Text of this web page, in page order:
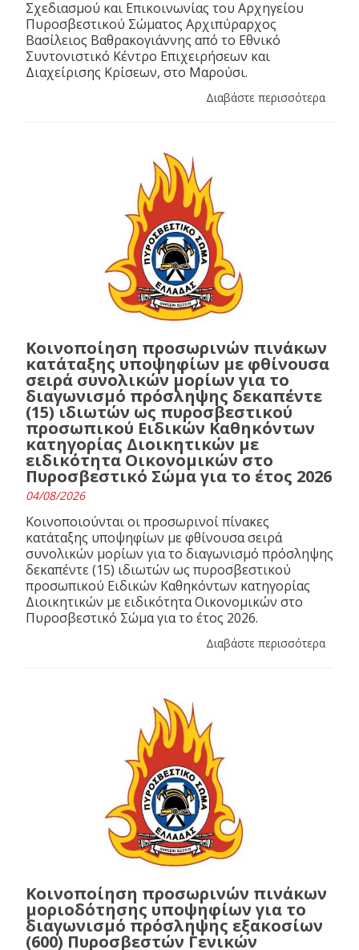
Σχεδιασμού και Επικοινωνίας του Αρχηγείου
Πυροσβεστικού Σώματος Αρχιπύραρχος
Βασίλειος Βαθρακογιάννης από το Εθνικό
Συντονιστικό Κέντρο Επιχειρήσεων και
Διαχείρισης Κρίσεων, στο Μαρούσι.
Διαβάστε περισσότερα
Κοινοποίηση προσωρινών πινάκων
κατάταξης υποψηφίων με φθίνουσα
σειρά συνολικών μορίων για το
διαγωνισμό πρόσληψης δεκαπέντε
(15) ιδιωτών ως πυροσβεστικού
προσωπικού Ειδικών Καθηκόντων
κατηγορίας Διοικητικών με
ειδικότητα Οικονομικών στο
Πυροσβεστικό Σώμα για το έτος 2026
04/08/2026
Κοινοποιούνται οι προσωρινοί πίνακες
κατάταξης υποψηφίων με φθίνουσα σειρά
συνολικών μορίων για το διαγωνισμό πρόσληψης
δεκαπέντε (15) ιδιωτών ως πυροσβεστικού
προσωπικού Ειδικών Καθηκόντων κατηγορίας
Διοικητικών με ειδικότητα Οικονομικών στο
Πυροσβεστικό Σώμα για το έτος 2026.
Διαβάστε περισσότερα
Κοινοποίηση προσωρινών πινάκων
μοριοδότησης υποψηφίων για το
διαγωνισμό πρόσληψης εξακοσίων
(600) Πυροσβεστών Γενικών